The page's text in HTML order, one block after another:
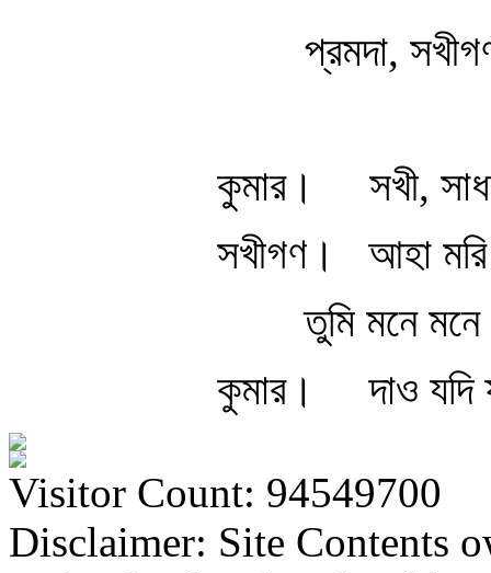
প্রমদা,
কুমার।
সখী,
সখীগণ।
আহা মরি
তুমি মনে
কুমার।
দাও
Visitor Count: 94549700
Disclaimer: Site Contents